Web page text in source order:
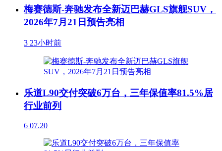
梅赛德斯-奔驰发布全新迈巴赫GLS旗舰SUV，
2026年7月21日预告亮相
3 23小时前
乐道L90交付突破6万台，三年保值率81.5%居
行业前列
6 07.20